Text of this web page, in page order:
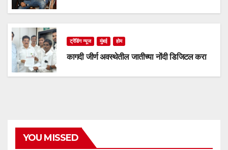
ट्रेंडिंग न्यूज मुंबई होम
कागदी जीर्ण अवस्थेतील जातीच्या नोंदी डिजिटल करा
YOU MISSED